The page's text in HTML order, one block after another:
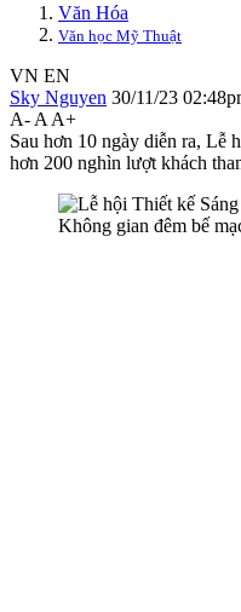
Văn Hóa
Văn học Mỹ Thuật
VN EN
Sky Nguyen 30/11/23
A- A A+
Sau hơn 10 ngày diễn ra, Lễ
hơn 200 nghìn lượt khách
Không gian đêm bế